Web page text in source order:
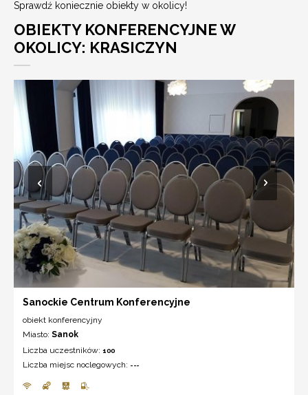
Sprawdź koniecznie obiekty w okolicy!
OBIEKTY KONFERENCYJNE W
OKOLICY: KRASICZYN
Sanockie Centrum Konferencyjne
obiekt konferencyjny
Miasto: Sanok
Liczba uczestników: 100
Liczba miejsc noclegowych: ---